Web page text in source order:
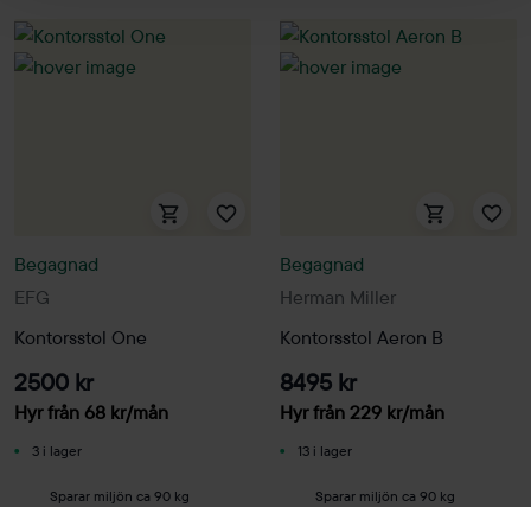
EFG
Begagnad
Kontorsstol One
2500 kr
Hyr från 68 kr/mån
3 i lager
Sparar miljön ca 90 kg
Herman Miller
Begagnad
Kontorsstol Aeron B
8495 kr
Hyr från 229 kr/mån
13 i lager
Sparar miljön ca 90 kg